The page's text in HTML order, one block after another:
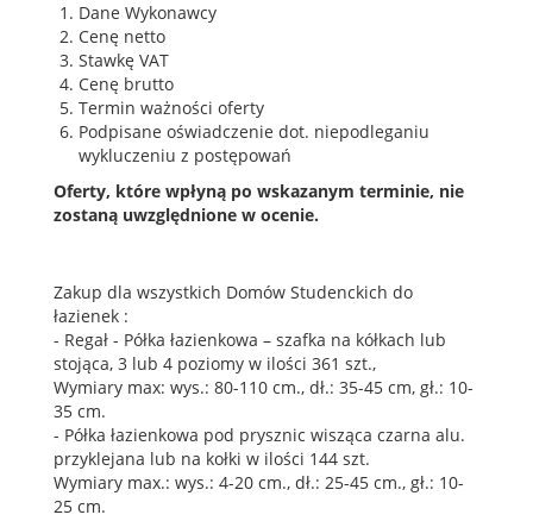
Dane Wykonawcy
Cenę netto
Stawkę VAT
Cenę brutto
Termin ważności oferty
Podpisane oświadczenie dot. niepodleganiu
wykluczeniu z postępowań
Oferty, które wpłyną po wskazanym terminie, nie
zostaną uwzględnione w ocenie.
Zakup dla wszystkich Domów Studenckich do
łazienek :
- Regał - Półka łazienkowa – szafka na kółkach lub
stojąca, 3 lub 4 poziomy w ilości 361 szt.,
Wymiary max: wys.: 80-110 cm., dł.: 35-45 cm, gł.: 10-
35 cm.
- Półka łazienkowa pod prysznic wisząca czarna alu.
przyklejana lub na kołki w ilości 144 szt.
Wymiary max.: wys.: 4-20 cm., dł.: 25-45 cm., gł.: 10-
25 cm.